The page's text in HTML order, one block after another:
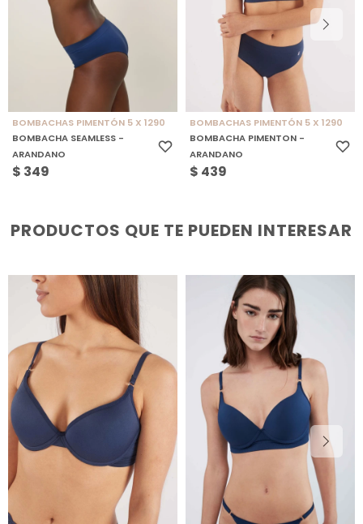
BOMBACHAS PIMENTÓN 5 X 1290
BOMBACHA SEAMLESS -
ARANDANO
$ 349
BOMBACHAS PIMENTÓN 5 X 1290
BOMBACHA PIMENTON -
ARANDANO
$ 439
PRODUCTOS QUE TE PUEDEN INTERESAR